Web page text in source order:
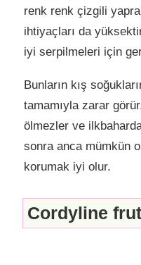
renk renk çizgili
ihtiyaçları da
iyi serpilmeleri için
Bunların kış
tamamıyla zarar
ölmezler ve
sonra anca mümkün
korumak iyi olur.
Cordyline